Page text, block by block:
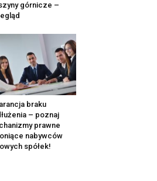
górnicze –
braku
– poznaj
prawne
nabywców
spółek!